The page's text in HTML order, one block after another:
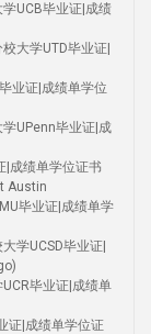
UCB毕业证|成绩
大学UTD毕业证|
业证|成绩单学位
UPenn毕业证|成
|成绩单学位证书
Austin
毕业证|成绩单学
学UCSD毕业证|
毕业证|成绩单
证|成绩单学位证